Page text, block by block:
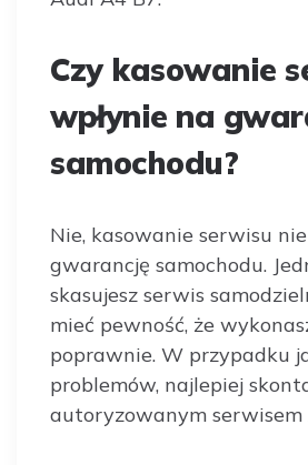
Czy kasowanie
wpłynie na
samochodu?
Nie, kasowanie serwisu
gwarancję samochodu.
skasujesz serwis
mieć pewność, że
poprawnie. W przypadku
problemów, najlepiej
autoryzowanym serwisem